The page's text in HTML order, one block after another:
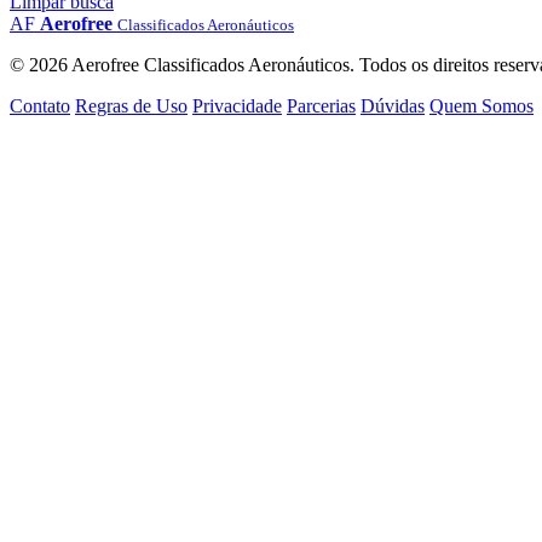
AF Aerofree Classificados Aeronáuticos
© 2026 Aerofree Classificados Aeronáuticos. Todos os direitos
Contato Regras de Uso Privacidade Parcerias Dúvidas Quem Somos